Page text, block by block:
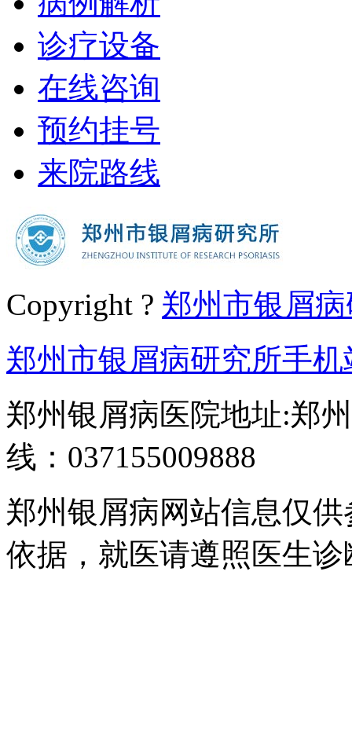
诊疗设备
在线咨询
预约挂号
来院路线
Copyright ? 郑州市银屑
郑州市银屑病研究所手机
郑州银屑病医院地址:郑
线：037155009888
郑州银屑病网站信息仅
依据，就医请遵照医生诊